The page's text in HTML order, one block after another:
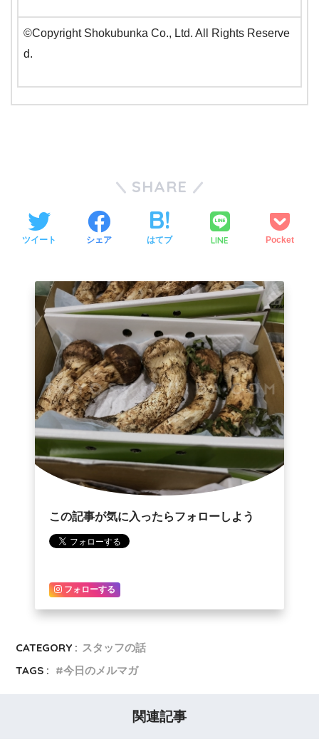
©Copyright Shokubunka Co., Ltd. All Rights Reserve
d.
SHARE
ツイート シェア はてブ LINE Pocket
この記事が気に入ったらフォローしよう
フォローする
CATEGORY : スタッフの話
TAGS :
今日のメルマガ
関連記事